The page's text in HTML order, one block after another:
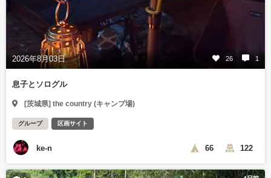
2026年8月03日 26 1
息子とソログル
[茨城県] the country (キャンプ場)
グループ 区画サイト
ke-n 66 122